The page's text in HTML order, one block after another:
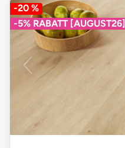
-20 %
-5% RABATT [AUGUST26]